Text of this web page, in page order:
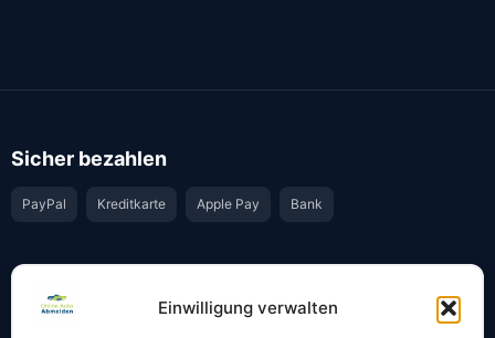
Einwilligung verwalten
Sicher bezahlen
PayPal Kreditkarte Apple Pay Bank